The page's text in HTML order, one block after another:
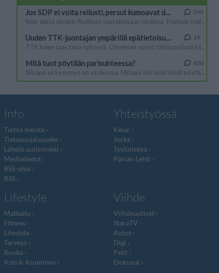
Info
Tietoa meistä
Tietosuojalauseke
Lähetä uutisvinkki
Mediatiedot
RSS-ohje
RSS
Yhteistyössä
Kesä!
Jocka
Tyyliniekka
Päivän Lehti
Lifestyle
Matkailu
Fitness
Lifestyle
Terveys
Ruoka
Koti & Asuminen
Viihde
Viihdeuutiset
StaraTV
Autot
Digi
Pelit
Elokuvat